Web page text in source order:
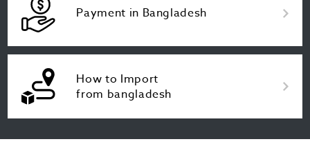
Payment in Bangladesh
How to Import
from bangladesh